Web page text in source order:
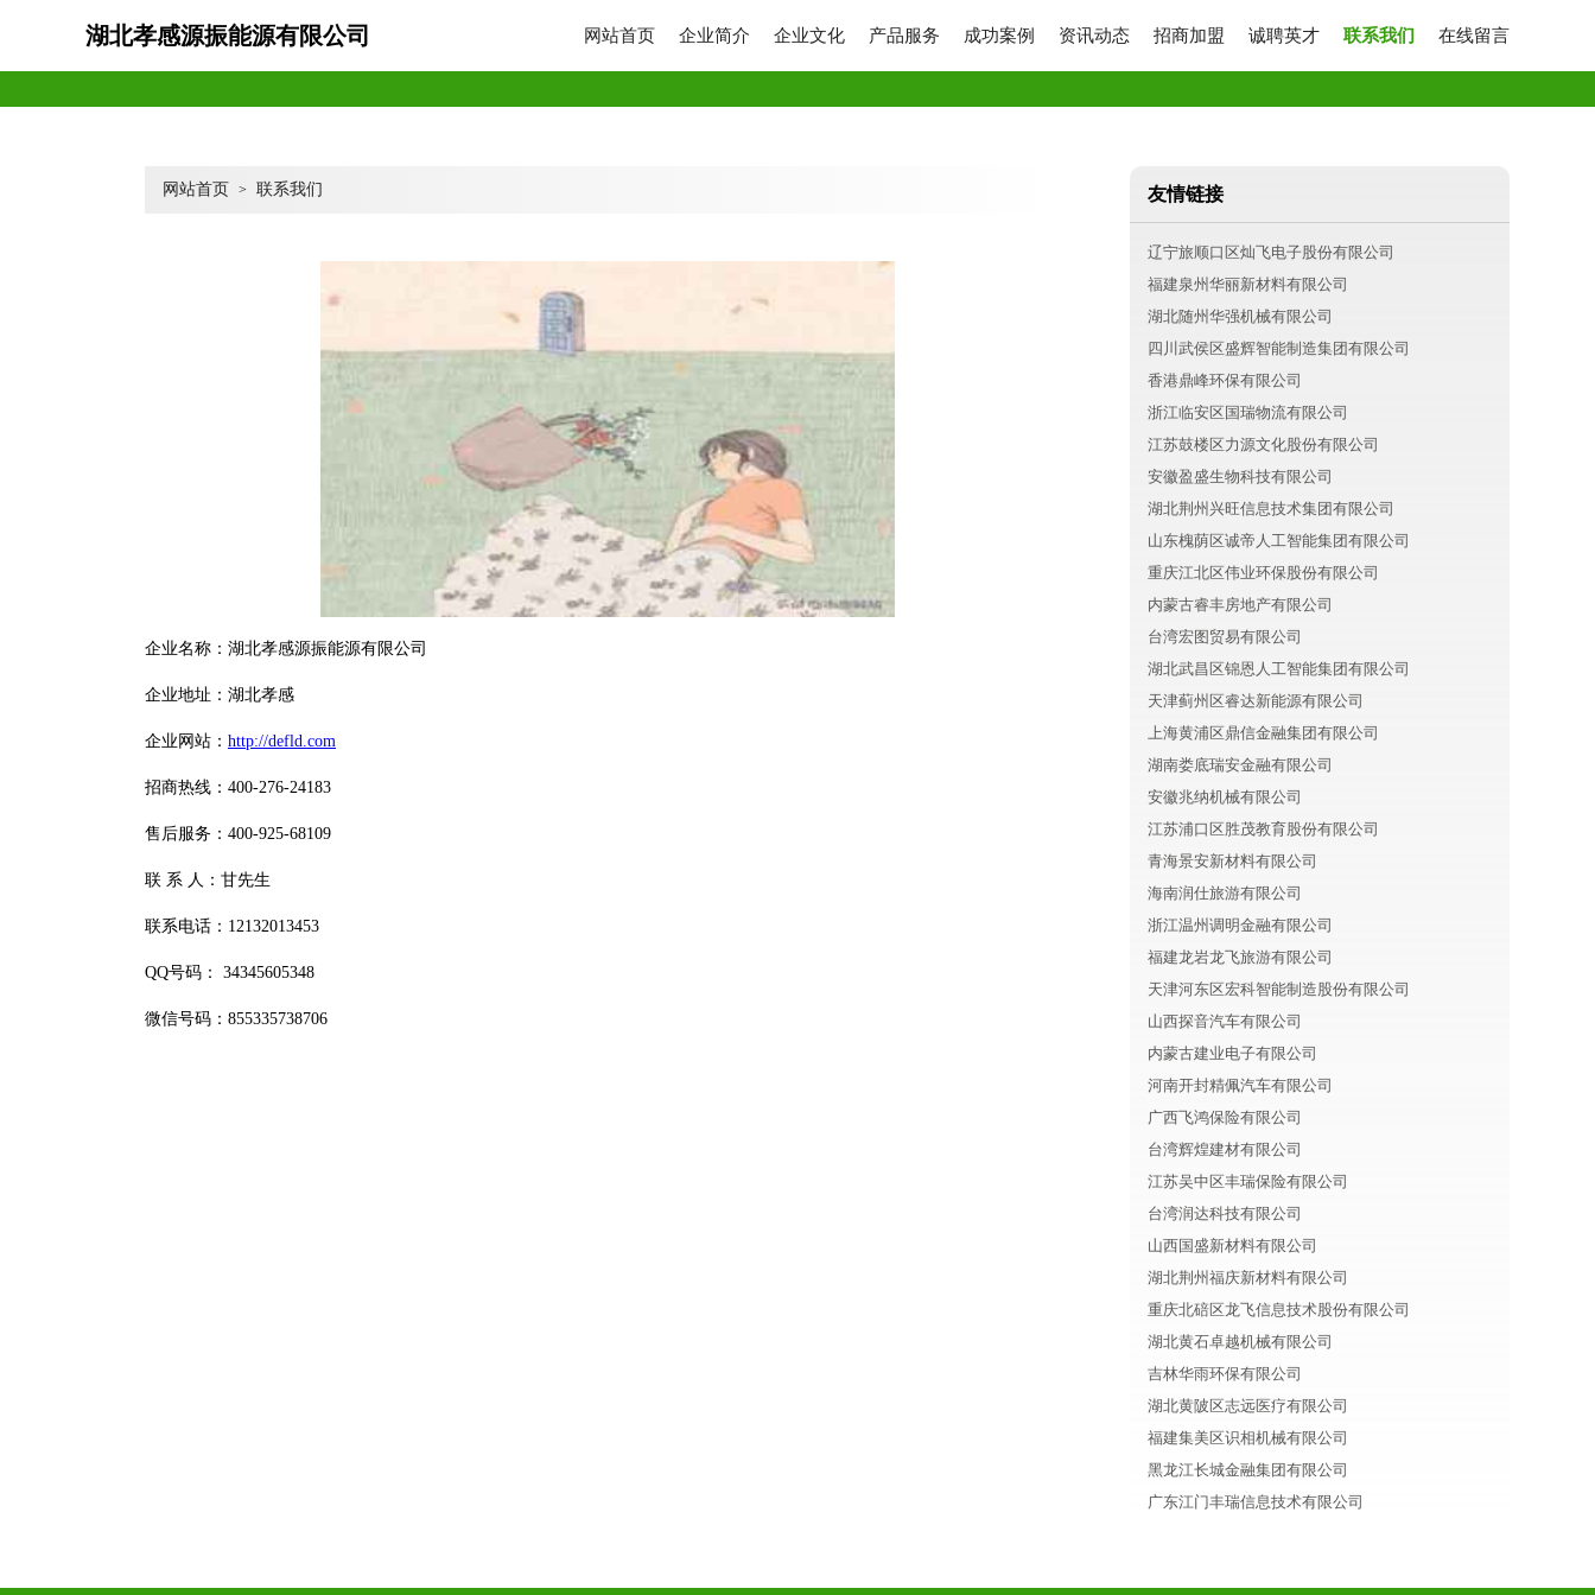
湖北孝感源振能源有限公司 网站首页 企业简介 企业文化 产品服务 成功案例 资讯动态 招商加盟 诚聘英才 联系我们 在线留言
网站首页 > 联系我们
企业名称：湖北孝感源振能源有限公司
企业地址：湖北孝感
企业网站： http://defld.com
招商热线：400-276-24183
售后服务：400-925-68109
联 系 人：甘先生
联系电话：12132013453
QQ号码： 34345605348
微信号码：855335738706
友情链接
辽宁旅顺口区灿飞电子股份有限公司
福建泉州华丽新材料有限公司
湖北随州华强机械有限公司
四川武侯区盛辉智能制造集团有限公司
香港鼎峰环保有限公司
浙江临安区国瑞物流有限公司
江苏鼓楼区力源文化股份有限公司
安徽盈盛生物科技有限公司
湖北荆州兴旺信息技术集团有限公司
山东槐荫区诚帝人工智能集团有限公司
重庆江北区伟业环保股份有限公司
内蒙古睿丰房地产有限公司
台湾宏图贸易有限公司
湖北武昌区锦恩人工智能集团有限公司
天津蓟州区睿达新能源有限公司
上海黄浦区鼎信金融集团有限公司
湖南娄底瑞安金融有限公司
安徽兆纳机械有限公司
江苏浦口区胜茂教育股份有限公司
青海景安新材料有限公司
海南润仕旅游有限公司
浙江温州调明金融有限公司
福建龙岩龙飞旅游有限公司
天津河东区宏科智能制造股份有限公司
山西探音汽车有限公司
内蒙古建业电子有限公司
河南开封精佩汽车有限公司
广西飞鸿保险有限公司
台湾辉煌建材有限公司
江苏吴中区丰瑞保险有限公司
台湾润达科技有限公司
山西国盛新材料有限公司
湖北荆州福庆新材料有限公司
重庆北碚区龙飞信息技术股份有限公司
湖北黄石卓越机械有限公司
吉林华雨环保有限公司
湖北黄陂区志远医疗有限公司
福建集美区识相机械有限公司
黑龙江长城金融集团有限公司
广东江门丰瑞信息技术有限公司